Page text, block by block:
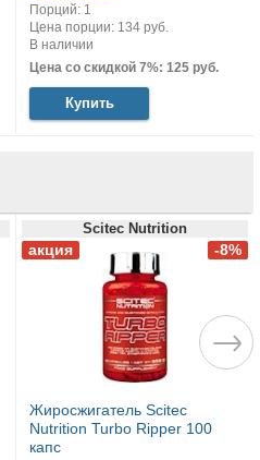
Порций: 1
Цена порции: 134 руб.
В наличии
Цена со скидкой 7%: 125 руб.
Купить
Scitec Nutrition
Жиросжигатель Scitec
Nutrition Turbo Ripper 100
капс